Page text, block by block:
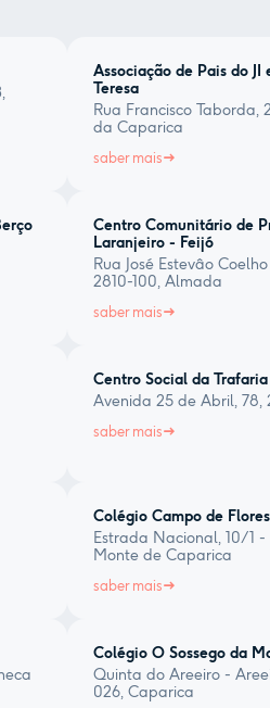
Associação de Pais do JI
Teresa
Rua Francisco Taborda,
da Caparica
saber mais
Centro Comunitário de
Laranjeiro - Feijó
Rua José Estevâo
2810-100, Almada
saber mais
Centro Social da Trafaria
Avenida 25 de Abril, 78,
saber mais
Colégio Campo de Flores
Estrada Nacional, 10/1 -
Monte de Caparica
saber mais
Colégio O Sossego da
Quinta do Areeiro -
026, Caparica